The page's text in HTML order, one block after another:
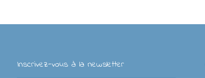
Inscrivez-vous à la newsletter